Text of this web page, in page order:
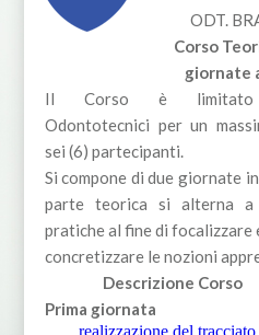
ODT.
Corso
giornate
Il Corso è
Odontotecnici per un
sei (6) partecipanti.
Si compone di due giornate
parte teorica si alterna
pratiche al fine di focalizzare
concretizzare le nozioni
Descrizione Corso
Prima giornata
realizzazione del